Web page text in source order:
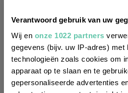
Verantwoord gebruik van uw
Wij en onze 1022 partners
gegevens (bijv. uw IP-adres) met
technologieën zoals cookies om
apparaat op te slaan en te
gepersonaliseerde advertenties
Wil je altijd als eerste
van de laatste
en inspirerende tips voor
je dan aan voor
nieuwsbrief. Zo